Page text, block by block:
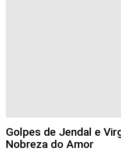
Golpes de Jendal e
Nobreza do Amor